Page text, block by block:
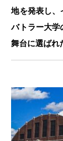
地を発表し、
バトラー大学
舞台に選ばれ